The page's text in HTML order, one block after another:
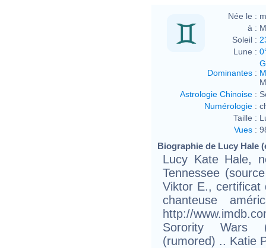
Née le :
à :
Soleil :
Lune :
Dominantes :
Astrologie Chinoise :
Numérologie :
Taille :
Vues :
Biographie de Lucy Hale
Lucy Kate Hale,
Tennessee
Viktor E., certificat
chanteuse
http://
Sorority Wars
(rumored) .. Katie